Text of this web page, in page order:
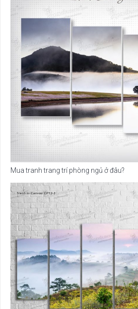
Mua tranh trang trí phòng ngủ ở đâu?